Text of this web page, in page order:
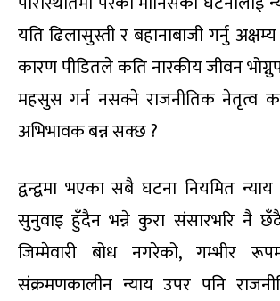
यति ढिलासुस्ती र बहानाबाजी गर्नु अक्षम्य
कारण पीडितले कति नारकीय जीवन
महसुस गर्न नसक्ने राजनीतिक नेतृत्व
अभिभावक बन्न सक्छ ?
द्वन्द्वमा भएका सबै घटना नियमित न्याय
सुनुवाइ हुँदैन भन्ने कुरा संसारभरि नै
जिम्मेवारी बोध नगरेको, गम्भीर
संक्रमणकालीन न्याय उपर पनि